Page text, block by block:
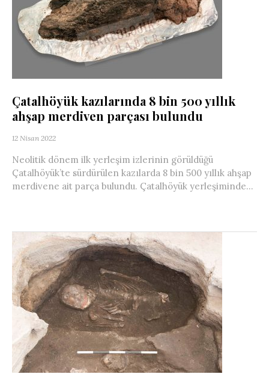
Çatalhöyük kazılarında 8 bin 500 yıllık
ahşap merdiven parçası bulundu
12 Nisan 2022
Neolitik dönem ilk yerleşim izlerinin görüldüğü
Çatalhöyük’te sürdürülen kazılarda 8 bin 500 yıllık ahşap
merdivene ait parça bulundu. Çatalhöyük yerleşiminde...